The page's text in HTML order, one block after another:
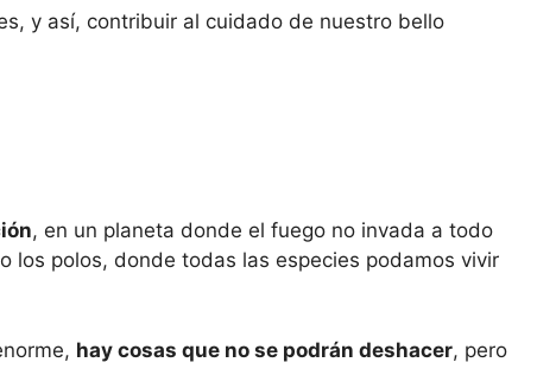
y así, contribuir al cuidado de nuestro bello
, en un planeta donde el fuego no invada a todo
los polos, donde todas las especies podamos vivir
hay cosas que no se podrán deshacer, pero